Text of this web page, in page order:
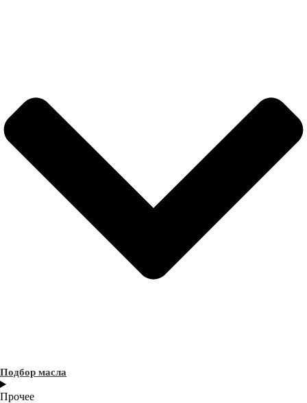
Подбор масла
Прочее